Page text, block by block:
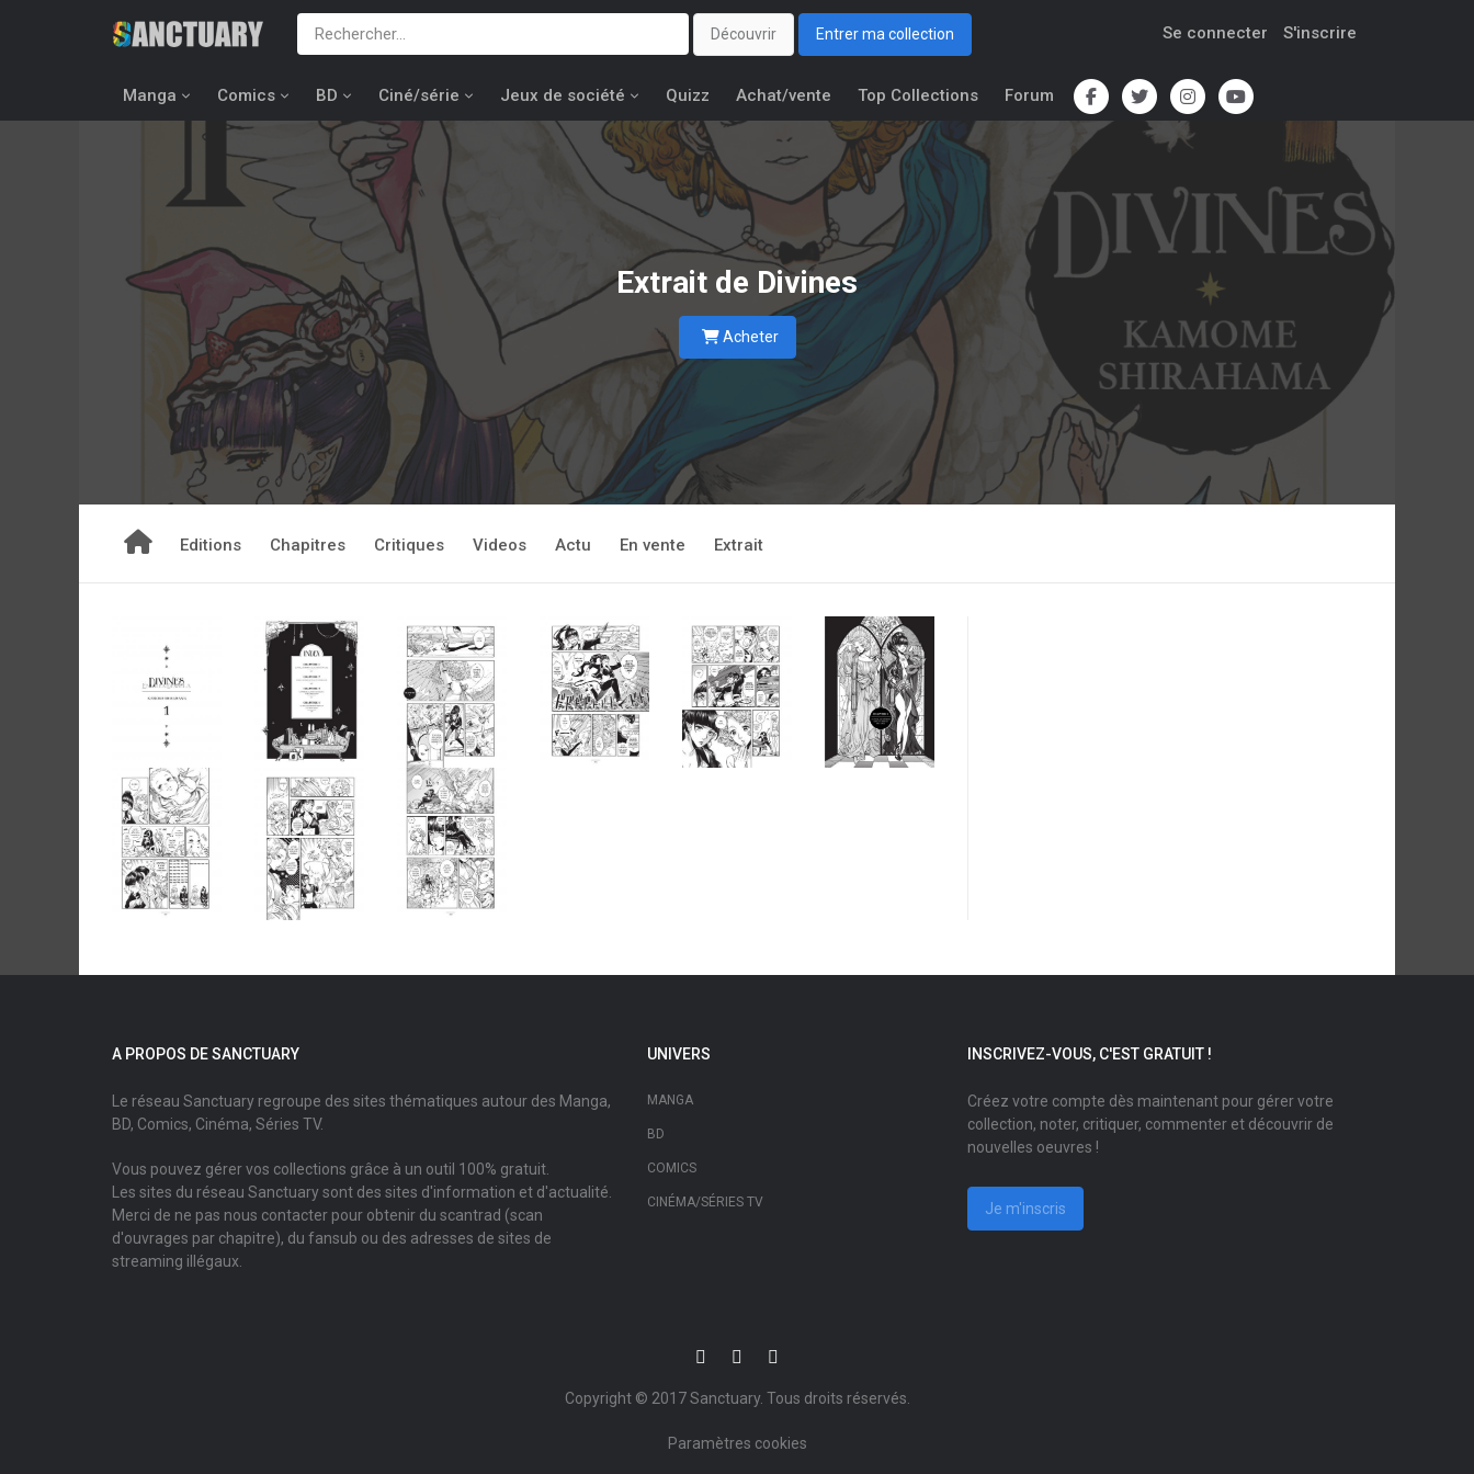
Découvrir Entrer ma collection Se connecter S'inscrire
Manga Comics BD Ciné/série Jeux de société Quizz Achat/vente Top Collections Forum
Extrait de Divines
Acheter
Editions Chapitres Critiques Videos Actu En vente Extrait
A PROPOS DE SANCTUARY
Le réseau Sanctuary regroupe des sites thématiques autour des Manga,
BD, Comics, Cinéma, Séries TV.
Vous pouvez gérer vos collections grâce à un outil 100% gratuit.
Les sites du réseau Sanctuary sont des sites d'information et d'actualité.
Merci de ne pas nous contacter pour obtenir du scantrad (scan
d'ouvrages par chapitre), du fansub ou des adresses de sites de
streaming illégaux.
UNIVERS
MANGA
BD
COMICS
CINÉMA/SÉRIES TV
INSCRIVEZ-VOUS, C'EST GRATUIT !
Créez votre compte dès maintenant pour gérer votre
collection, noter, critiquer, commenter et découvrir de
nouvelles oeuvres !
Je m'inscris
Copyright © 2017Sanctuary. Tous droits réservés.
Paramètres cookies